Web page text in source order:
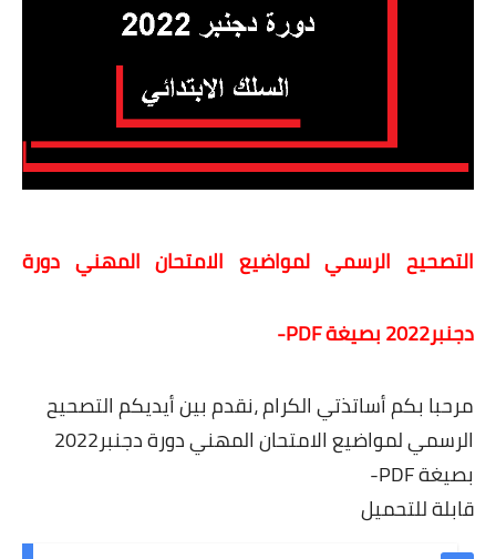
التصحيح الرسمي لمواضيع الامتحان المهني دورة
دجنبر2022 بصيغة PDF-
مرحبا بكم أساتذتي الكرام ،نقدم بين أيديكمالتصحيح
الرسمي لمواضيع الامتحان المهني دورة دجنبر2022
بصيغة PDF-
قابلة للتحميل